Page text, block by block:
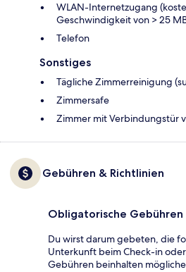
WLAN-Internetzugang
Geschwindigkeit von > 25
Telefon
Sonstiges
Tägliche Zimmerreinigung
Zimmersafe
Zimmer mit Verbindungstür
Gebühren & Richtlinien
Obligatorische Gebühren
Du wirst darum gebeten, die
Unterkunft beim Check-in
Gebühren beinhalten